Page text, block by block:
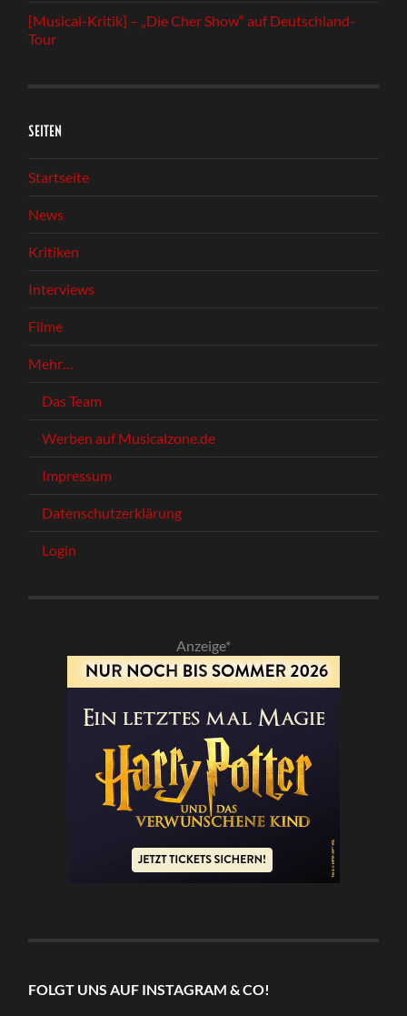
[Musical-Kritik] – „Die Cher Show“ auf Deutschland-
Tour
SEITEN
Startseite
News
Kritiken
Interviews
Filme
Mehr…
Das Team
Werben auf Musicalzone.de
Impressum
Datenschutzerklärung
Login
Anzeige*
FOLGT UNS AUF INSTAGRAM & CO!